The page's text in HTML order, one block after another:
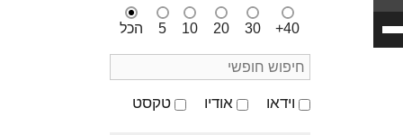
במקש
למעלה/למטה
הכל 5 10 20 30 40+
וידאו אודיו טקסט